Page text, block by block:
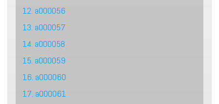
12. a000056
13. a000057
14. a000058
15. a000059
16. a000060
17. a000061